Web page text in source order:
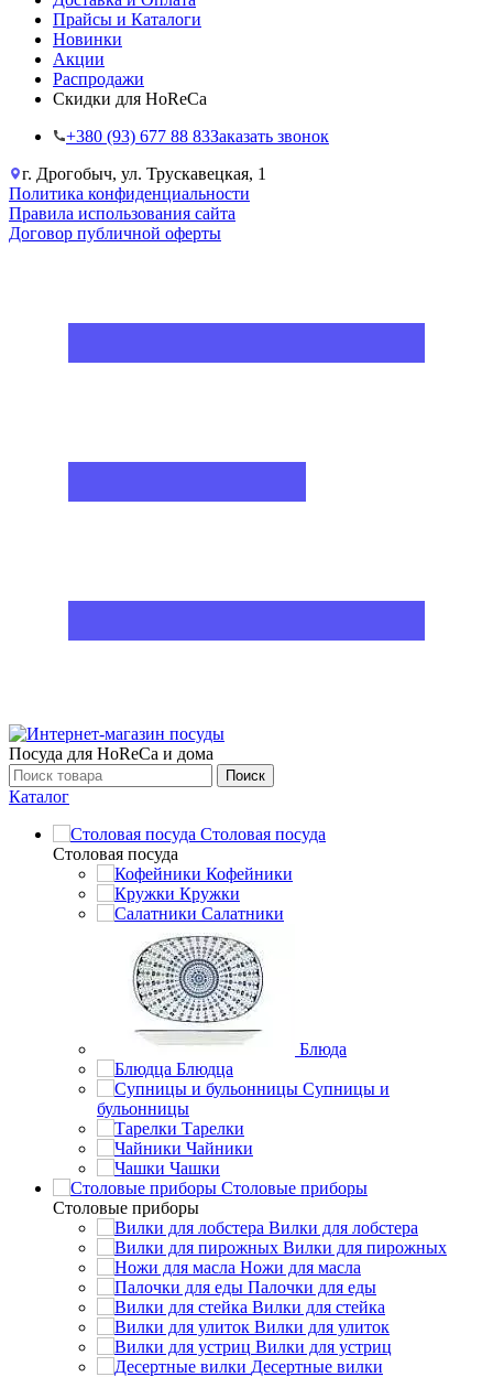
Прайсы и Каталоги
Новинки
Акции
Распродажи
Скидки для HoReCa
+38‎0 (93) 677 88 83Заказать звонок
г. Дрогобыч, ул. Трускавецкая, 1
Политика конфиденциальности
Правила использования сайта
Договор публичной оферты
Посуда для HoReCa и дома
Поиск
Каталог
Столовая посуда
Столовая посуда
Кофейники
Кружки
Салатники
Блюда
Блюдца
Супницы и
бульонницы
Тарелки
Чайники
Чашки
Cтоловые приборы
Cтоловые приборы
Вилки для лобстера
Вилки для пирожных
Ножи для масла
Палочки для еды
Вилки для стейка
Вилки для улиток
Вилки для устриц
Десертные вилки